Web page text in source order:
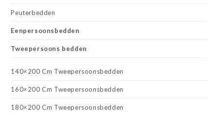
Peuterbedden
Eenpersoonsbedden
Tweepersoons bedden
140×200 Cm Tweepersoonsbedden
160×200 Cm Tweepersoonsbedden
180×200 Cm Tweepersoonsbedden